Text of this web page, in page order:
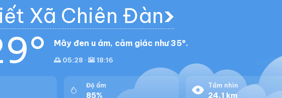
Xã Chiên Đàn
Mây đen u ám, cảm giác như 35°.
🌅 05:28 · 🌇 18:16
Độ ẩm
85%
Tầm nhìn
24.1 km